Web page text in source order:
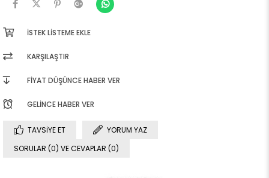
İSTEK LISTEME EKLE
KARŞILAŞTIR
FIYAT DÜŞÜNCE HABER VER
GELINCE HABER VER
TAVSIYE ET
YORUM YAZ
SORULAR (0) VE CEVAPLAR (0)